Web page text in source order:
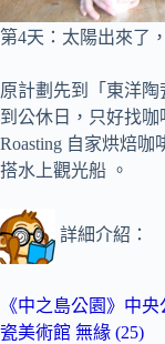
第4天 ：太陽出來了，
原計劃先到「東洋
到公休日，只好找
Roasting 自家烘焙咖
搭水上觀光船 。
詳細介紹：
《中之島公園》中
瓷美術館 無緣 (25)